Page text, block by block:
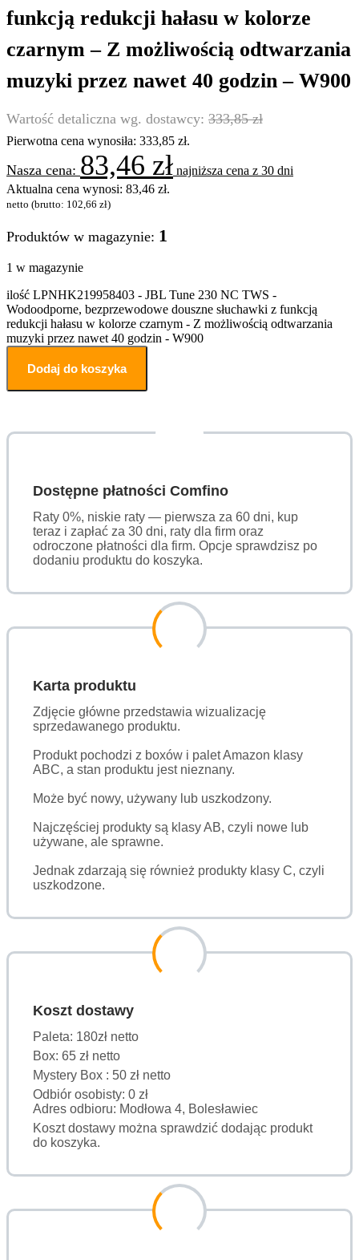
funkcją redukcji hałasu w kolorze
czarnym – Z możliwością odtwarzania
muzyki przez nawet 40 godzin – W900
333,85zł
Pierwotna cena wynosiła: 333,85 zł.
83,46 zł najniższa cena z 30 dni
Aktualna cena wynosi: 83,46 zł.
netto (brutto: 102,66 zł)
Produktów w magazynie: 1
1 w magazynie
ilość LPNHK219958403 - JBL Tune 230 NC TWS -
Wodoodporne, bezprzewodowe douszne słuchawki z funkcją
redukcji hałasu w kolorze czarnym - Z możliwością odtwarzania
muzyki przez nawet 40 godzin - W900
Dodaj do koszyka
Dostępne płatności Comfino
Raty 0%, niskie raty — pierwsza za 60 dni, kup
teraz i zapłać za 30 dni, raty dla firm oraz
odroczone płatności dla firm. Opcje sprawdzisz po
dodaniu produktu do koszyka.
Karta produktu
Zdjęcie główne przedstawia wizualizację
sprzedawanego produktu.
Produkt pochodzi z boxów i palet Amazon klasy
ABC, a stan produktu jest nieznany.
Może być nowy, używany lub uszkodzony.
Najczęściej produkty są klasy AB, czyli nowe lub
używane, ale sprawne.
Jednak zdarzają się również produkty klasy C, czyli
uszkodzone.
Koszt dostawy
Paleta: 180zł netto
Box: 65 zł netto
Mystery Box : 50 zł netto
Odbiór osobisty: 0 zł
Adres odbioru: Modłowa 4, Bolesławiec
Koszt dostawy można sprawdzić dodając produkt
do koszyka.